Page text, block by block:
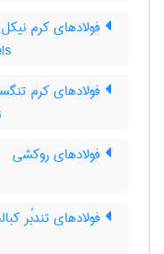
فولادهای کرم
فولادهای کرم
فولادهای روکشی
فولادهای تندبُر